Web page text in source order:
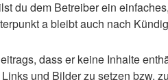
du dem Betreiber ein
a bleibt auch nach
dass er keine Inhalte
und Bilder zu setzen bzw.